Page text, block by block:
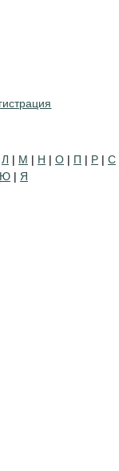
Л | М | Н | О | П | Р | С
Ю | Я